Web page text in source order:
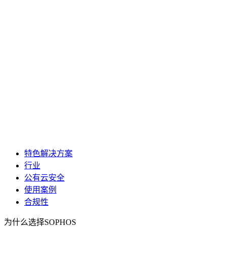
特色解决方案
行业
公有云安全
使用案例
合规性
为什么选择SOPHOS